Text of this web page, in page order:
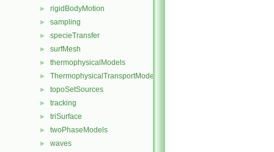
► rigidBodyMotion
► sampling
► specieTransfer
► surfMesh
► thermophysicalModels
► ThermophysicalTransportModels
► topoSetSources
► tracking
► triSurface
► twoPhaseModels
► waves